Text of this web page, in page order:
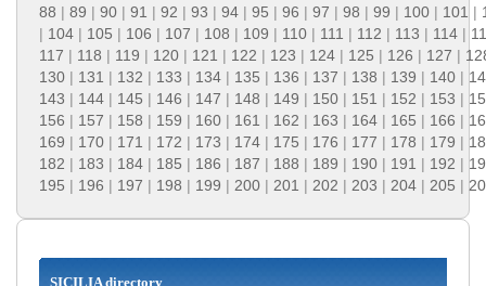
88 | 89 | 90 | 91 | 92 | 93 | 94 | 95 | 96 | 97 | 98 | 99 | 100 | 101 |
| 104 | 105 | 106 | 107 | 108 | 109 | 110 | 111 | 112 | 113 | 114 |
117 | 118 | 119 | 120 | 121 | 122 | 123 | 124 | 125 | 126 | 127 |
130 | 131 | 132 | 133 | 134 | 135 | 136 | 137 | 138 | 139 | 140 |
143 | 144 | 145 | 146 | 147 | 148 | 149 | 150 | 151 | 152 | 153 |
156 | 157 | 158 | 159 | 160 | 161 | 162 | 163 | 164 | 165 | 166 |
169 | 170 | 171 | 172 | 173 | 174 | 175 | 176 | 177 | 178 | 179 |
182 | 183 | 184 | 185 | 186 | 187 | 188 | 189 | 190 | 191 | 192 |
195 | 196 | 197 | 198 | 199 | 200 | 201 | 202 | 203 | 204 | 205 |
SICILIA directory